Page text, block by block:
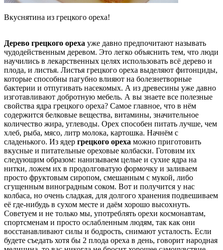
Вкуснятина из грецкого ореха!
Дерево грецкого ореха уже давно предпочитают называть
чудодейственным деревом. Это легко объяснить тем, что люди
научились в лекарственных целях использовать всё дерево и
плода, и листья. Листья грецкого ореха выделяют фитонциды,
которые способны пагубно влияют на болезнетворные
бактерии и отпугивать насекомых. А из древесины уже давно
изготавливают добротную мебель. А вы знаете все полезные
свойства ядра грецкого ореха? Самое главное, что в нём
содержится белковые вещества, витамины, значительное
количество жира, углеводы. Орех способен питать лучше, чем
хлеб, рыба, мясо, литр молока, картошка. Начнём с
сладенького. Из ядер грецкого ореха можно приготовить
вкусные и питательные ореховые колбаски. Готовим их
следующим образом: нанизываем целые и сухие ядра на
нитки, ложем их в продолговатую формочку и заливаем
просто фруктовым сиропом, смешанным с мукой, либо
сгущенным виноградным соком. Вот и получится у нас
колбаса, но очень сладкая, для долгого хранения подвешиваем
её где-нибудь в сухом месте и даём хорошо высохнуть.
Советуем и не только мы, употреблять орехи космонавтам,
спортсменам и просто ослабленным людям, так как они
восстанавливают силы и бодрость, снимают усталость. Если
будете съедать хотя бы 2 плода ореха в день, говорит народная